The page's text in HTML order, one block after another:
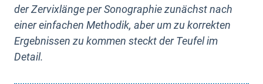
der Zervixlänge per Sonographie zunächst nach
einer einfachen Methodik, aber um zu korrekten
Ergebnissen zu kommen steckt der Teufel im
Detail.